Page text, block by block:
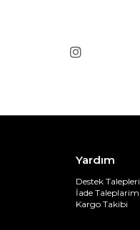
Yardım
Destek
İade Taleplarim
Kargo Takibi